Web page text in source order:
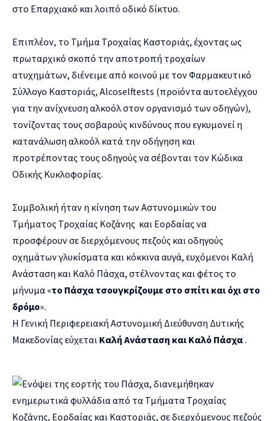
στο Επαρχιακό και λοιπό οδικό δίκτυο.
Επιπλέον, το Τμήμα Τροχαίας Καστοριάς, έχοντας ως
πρωταρχικό σκοπό την αποτροπή τροχαίων
ατυχημάτων, διένειμε από κοινού με τον Φαρμακευτικό
Σύλλογο Καστοριάς, Alcoselftests (προϊόντα αυτοελέγχου
για την ανίχνευση αλκοόλ στον οργανισμό των οδηγών),
τονίζοντας τους σοβαρούς κινδύνους που εγκυμονεί η
κατανάλωση αλκοόλ κατά την οδήγηση και
προτρέποντας τους οδηγούς να σέβονται τον Κώδικα
Οδικής Κυκλοφορίας.
Συμβολική ήταν η κίνηση των Αστυνομικών του
Τμήματος Τροχαίας Κοζάνης και Εορδαίας να
προσφέρουν σε διερχόμενους πεζούς και οδηγούς
οχημάτων γλυκίσματα και κόκκινα αυγά, ευχόμενοι Καλή
Ανάσταση και Καλό Πάσχα, στέλνοντας και φέτος το
μήνυμα «το Πάσχα τσουγκρίζουμε στο σπίτι και όχι στο
δρόμο».
Η Γενική Περιφερειακή Αστυνομική Διεύθυνση Δυτικής
Μακεδονίας εύχεται Καλή Ανάσταση και Καλό Πάσχα.